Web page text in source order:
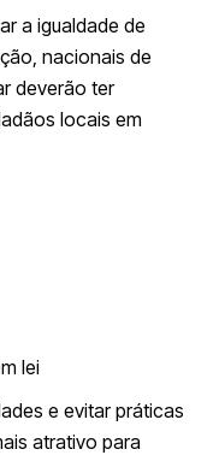
a igualdade de
nacionais de
deverão ter
locais em
lei
e evitar práticas
atrativo para